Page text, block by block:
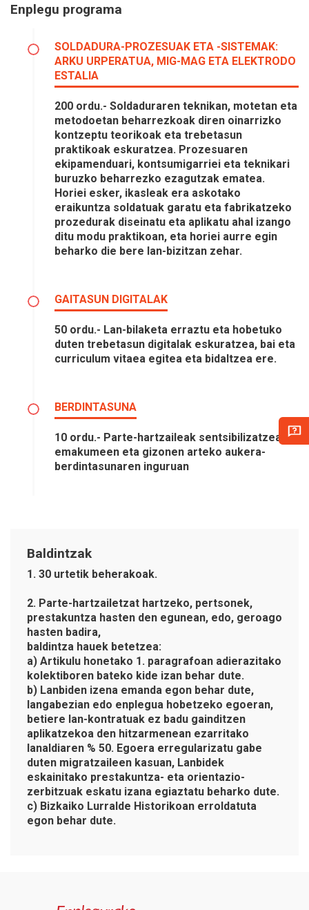
Enplegu programa
SOLDADURA-PROZESUAK ETA -SISTEMAK:
ARKU URPERATUA, MIG-MAG ETA ELEKTRODO
ESTALIA
200 ordu.- Soldaduraren teknikan, motetan eta
metodoetan beharrezkoak diren oinarrizko
kontzeptu teorikoak eta trebetasun
praktikoak eskuratzea. Prozesuaren
ekipamenduari, kontsumigarriei eta teknikari
buruzko beharrezko ezagutzak ematea.
Horiei esker, ikasleak era askotako
eraikuntza soldatuak garatu eta fabrikatzeko
prozedurak diseinatu eta aplikatu ahal izango
ditu modu praktikoan, eta horiei aurre egin
beharko die bere lan-bizitzan zehar.
GAITASUN DIGITALAK
50 ordu.- Lan-bilaketa erraztu eta hobetuko
duten trebetasun digitalak eskuratzea, bai eta
curriculum vitaea egitea eta bidaltzea ere.
BERDINTASUNA
10 ordu.- Parte-hartzaileak sentsibilizatzea
emakumeen eta gizonen arteko aukera-
berdintasunaren inguruan
Baldintzak
1. 30 urtetik beherakoak.
2. Parte-hartzailetzat hartzeko, pertsonek,
prestakuntza hasten den egunean, edo, geroago
hasten badira,
baldintza hauek betetzea:
a) Artikulu honetako 1. paragrafoan adierazitako
kolektiboren bateko kide izan behar dute.
b) Lanbiden izena emanda egon behar dute,
langabezian edo enplegua hobetzeko egoeran,
betiere lan-kontratuak ez badu gainditzen
aplikatzekoa den hitzarmenean ezarritako
lanaldiaren % 50. Egoera erregularizatu gabe
duten migratzaileen kasuan, Lanbidek
eskainitako prestakuntza- eta orientazio-
zerbitzuak eskatu izana egiaztatu beharko dute.
c) Bizkaiko Lurralde Historikoan erroldatuta
egon behar dute.